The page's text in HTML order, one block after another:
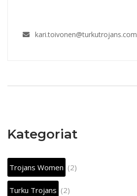
kari.toivonen@turkutrojans.com
Kategoriat
Trojans Women (2)
Turku Trojans (2)